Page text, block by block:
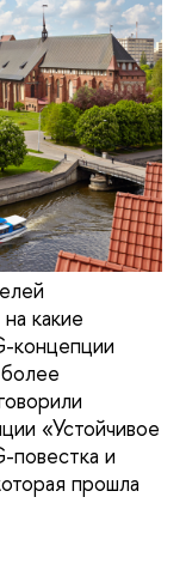
какие
концепции
«Устойчивое
повестка и
прошла